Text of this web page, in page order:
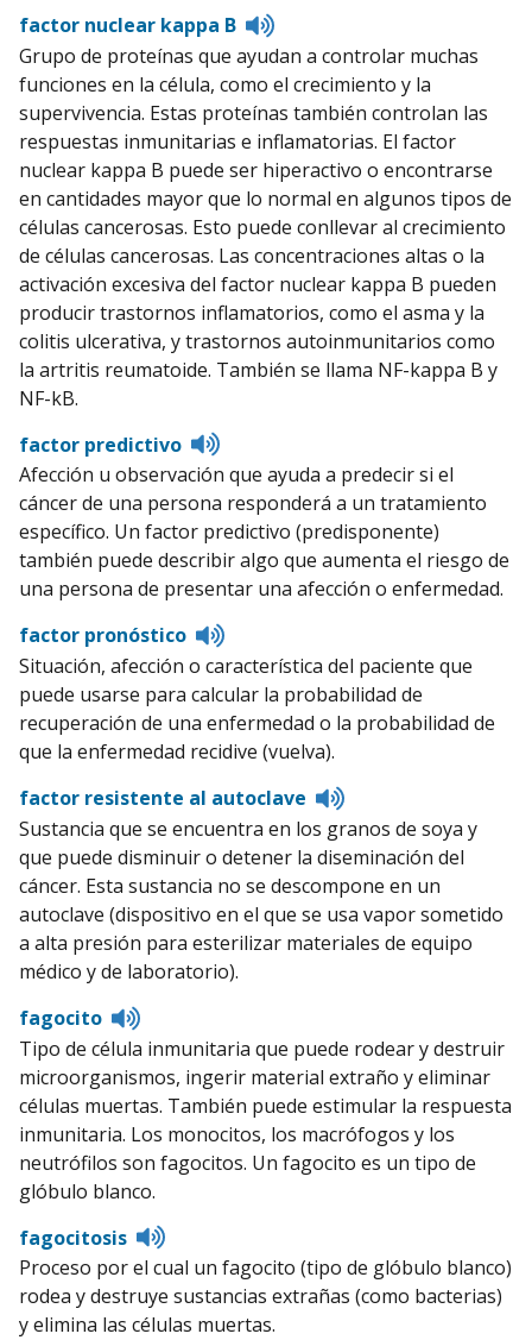
factor nuclear kappa B
Listen
to
pronunciation
Grupo de proteínas que ayudan a controlar muchas
funciones en la célula, como el crecimiento y la
supervivencia. Estas proteínas también controlan las
respuestas inmunitarias e inflamatorias. El factor
nuclear kappa B puede ser hiperactivo o encontrarse
en cantidades mayor que lo normal en algunos tipos de
células cancerosas. Esto puede conllevar al crecimiento
de células cancerosas. Las concentraciones altas o la
activación excesiva del factor nuclear kappa B pueden
producir trastornos inflamatorios, como el asma y la
colitis ulcerativa, y trastornos autoinmunitarios como
la artritis reumatoide. También se llama NF-kappa B y
NF-kB.
factor predictivo
Listen
pronunciation
Afección u observación que ayuda a predecir si el
cáncer de una persona responderá a un tratamiento
específico. Un factor predictivo (predisponente)
también puede describir algo que aumenta el riesgo de
una persona de presentar una afección o enfermedad.
factor pronóstico
Listen
pronunciation
Situación, afección o característica del paciente que
puede usarse para calcular la probabilidad de
recuperación de una enfermedad o la probabilidad de
que la enfermedad recidive (vuelva).
factor resistente al autoclave
Listen
pronunciation
Sustancia que se encuentra en los granos de soya y
que puede disminuir o detener la diseminación del
cáncer. Esta sustancia no se descompone en un
autoclave (dispositivo en el que se usa vapor sometido
a alta presión para esterilizar materiales de equipo
médico y de laboratorio).
fagocito
Listen
to
pronunciation
Tipo de célula inmunitaria que puede rodear y destruir
microorganismos, ingerir material extraño y eliminar
células muertas. También puede estimular la respuesta
inmunitaria. Los monocitos, los macrófogos y los
neutrófilos son fagocitos. Un fagocito es un tipo de
glóbulo blanco.
fagocitosis
Listen
pronunciation
Proceso por el cual un fagocito (tipo de glóbulo blanco)
rodea y destruye sustancias extrañas (como bacterias)
y elimina las células muertas.